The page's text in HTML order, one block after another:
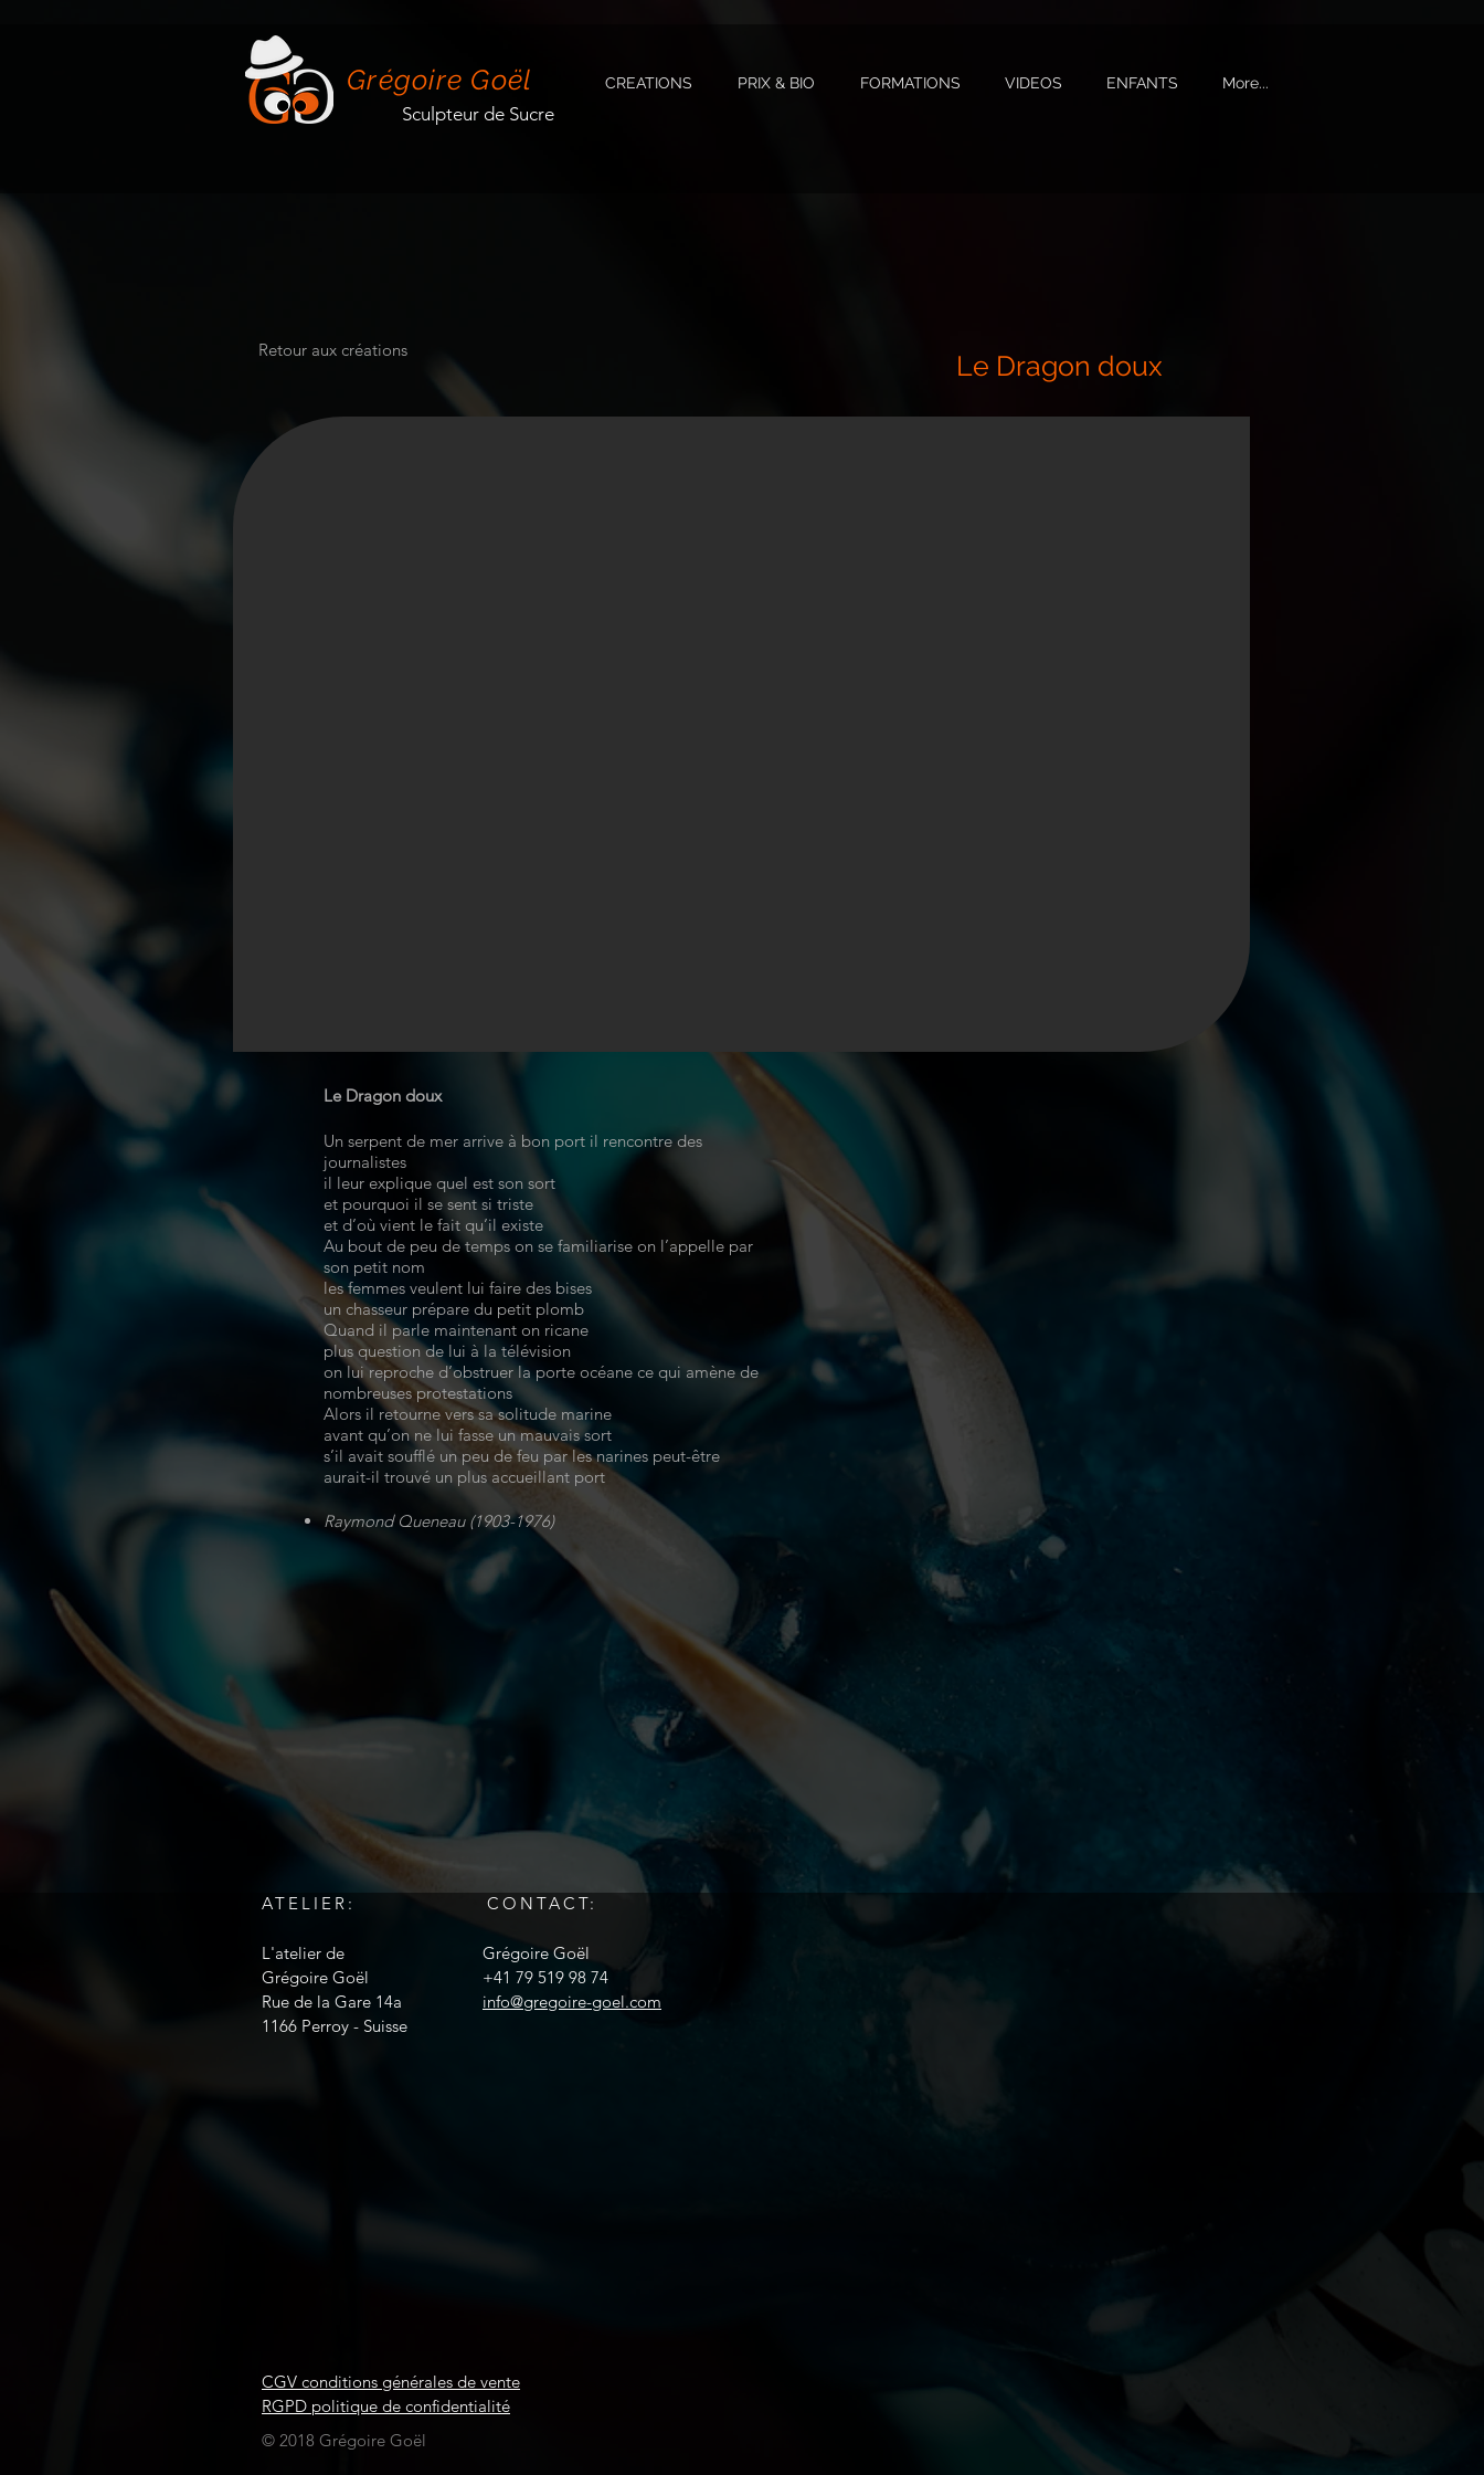
CREATIONS PRIX & BIO FORMATIONS VIDEOS ENFANTS More...
Grégoire Goël
Sculpteur de Sucre
Le Dragon doux
Retour aux créations
Le Dragon doux
Un serpent de mer arrive à bon port il rencontre des
journalistes
il leur explique quel est son sort
et pourquoi il se sent si triste
et d’où vient le fait qu’il existe
Au bout de peu de temps on se familiarise on l’appelle par
son petit nom
les femmes veulent lui faire des bises
un chasseur prépare du petit plomb
Quand il parle maintenant on ricane
plus question de lui à la télévision
on lui reproche d’obstruer la porte océane ce qui amène de
nombreuses protestations
Alors il retourne vers sa solitude marine
avant qu’on ne lui fasse un mauvais sort
s’il avait soufflé un peu de feu par les narines peut-être
aurait-il trouvé un plus accueillant port
Raymond Queneau (1903-1976)
ATELIER: CONTACT:
L'atelier de
Grégoire Goël
Rue de la Gare 14a
1166 Perroy - Suisse
Grégoire Goël
+41 79 519 98 74
info@gregoire-goel.com
CGV conditions générales de vente
RGPD politique de confidentialité
© 2018 Grégoire Goël